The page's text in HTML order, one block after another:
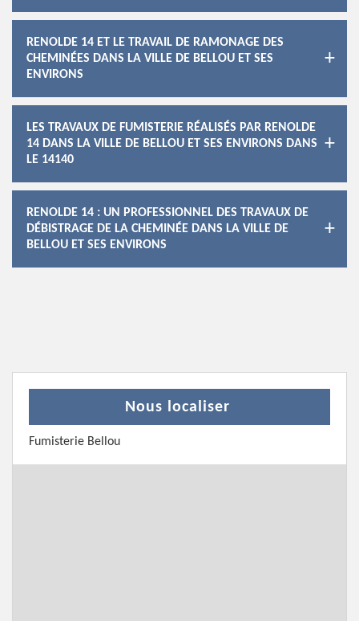
RENOLDE 14 ET LE TRAVAIL DE RAMONAGE DES
CHEMINÉES DANS LA VILLE DE BELLOU ET SES
ENVIRONS
LES TRAVAUX DE FUMISTERIE RÉALISÉS PAR RENOLDE
14 DANS LA VILLE DE BELLOU ET SES ENVIRONS DANS
LE 14140
RENOLDE 14 : UN PROFESSIONNEL DES TRAVAUX DE
DÉBISTRAGE DE LA CHEMINÉE DANS LA VILLE DE
BELLOU ET SES ENVIRONS
Nous localiser
Fumisterie Bellou